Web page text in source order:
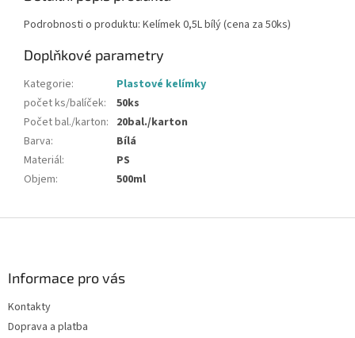
Podrobnosti o produktu: Kelímek 0,5L bílý (cena za 50ks)
Doplňkové parametry
Kategorie:
Plastové kelímky
počet ks/balíček:
50ks
Počet bal./karton: 20bal./karton
Barva:
Bílá
Materiál:
PS
Objem: 500ml
Informace pro vás
Kontakty
Doprava a platba